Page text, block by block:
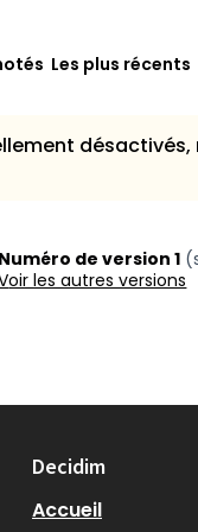
Les plus récents
désactivés,
Numéro de version 1
voir les autres versions
Decidim
Accueil